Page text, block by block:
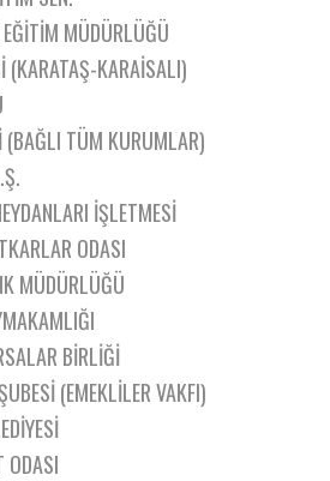
MÜDÜRLÜĞÜ
(KARATAŞ-KARAİSALI)
TÜM KURUMLAR)
İŞLETMESİ
ODASI
MÜDÜRLÜĞÜ
BİRLİĞİ
(EMEKLİLER VAKFI)
ODASI